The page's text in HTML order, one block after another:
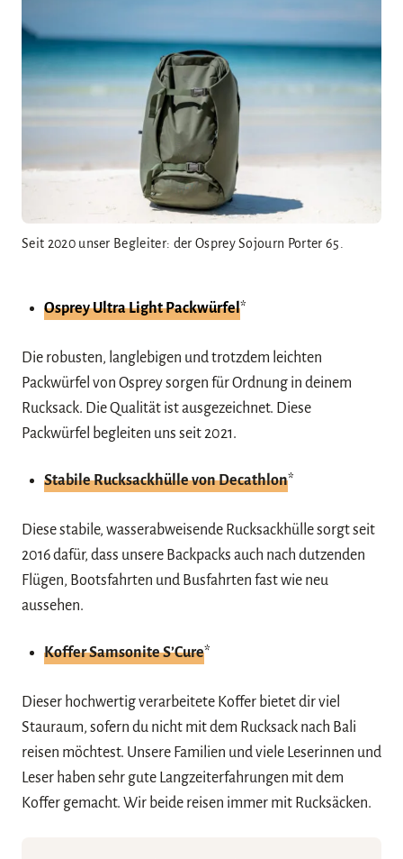
Seit 2020 unser Begleiter: der Osprey Sojourn Porter 65.
Osprey Ultra Light Packwürfel*
Die robusten, langlebigen und trotzdem leichten
Packwürfel von Osprey sorgen für Ordnung in deinem
Rucksack. Die Qualität ist ausgezeichnet. Diese
Packwürfel begleiten uns seit 2021.
Stabile Rucksackhülle von Decathlon*
Diese stabile, wasserabweisende Rucksackhülle sorgt seit
2016 dafür, dass unsere Backpacks auch nach dutzenden
Flügen, Bootsfahrten und Busfahrten fast wie neu
aussehen.
Koffer Samsonite S’Cure*
Dieser hochwertig verarbeitete Koffer bietet dir viel
Stauraum, sofern du nicht mit dem Rucksack nach Bali
reisen möchtest. Unsere Familien und viele Leserinnen und
Leser haben sehr gute Langzeiterfahrungen mit dem
Koffer gemacht. Wir beide reisen immer mit Rucksäcken.